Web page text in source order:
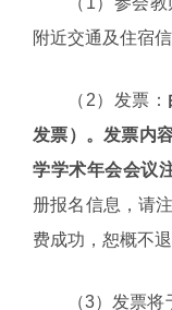
附近交通及住宿信
（2）发票：
发票）。发票内
学学术年会会议
册报名信息，请
费成功，恕概不退
（3）发票将